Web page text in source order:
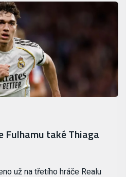
Fulhamu také Thiaga
už na třetího hráče Realu